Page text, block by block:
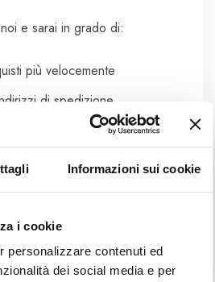
Informazioni sui cookie
i cookie
personalizzare contenuti ed
dei social media e per
e sarai in grado di:
più velocemente
di spedizione
dei tuoi ordini
desideri